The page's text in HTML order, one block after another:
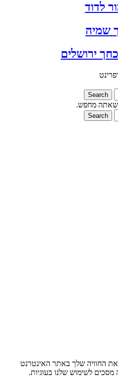
לדוד
שמיה
ירושלים
Search
שאתה מחפש.
Search
החוויה שלך באתר האינטרנט
לשימוש שלנו בעוגיות.